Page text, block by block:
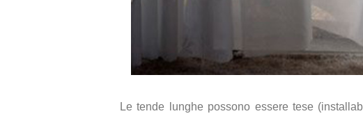
Le tende lunghe possono essere tese